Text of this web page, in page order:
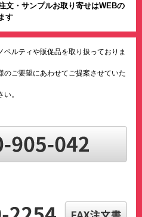
文・サンプルお取り寄せはWEBの
す
ルティや販促品を取り扱っておりま
のご要望にあわせてご提案させていた
。